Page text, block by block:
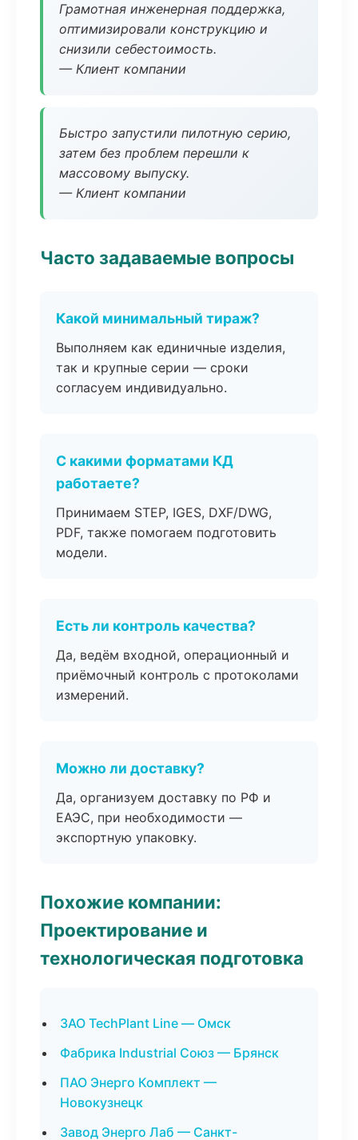
Грамотная инженерная поддержка,
оптимизировали конструкцию и
снизили себестоимость.
— Клиент компании
Быстро запустили пилотную серию,
затем без проблем перешли к
массовому выпуску.
— Клиент компании
Часто задаваемые вопросы
Какой минимальный тираж?
Выполняем как единичные изделия,
так и крупные серии — сроки
согласуем индивидуально.
С какими форматами КД
работаете?
Принимаем STEP, IGES, DXF/DWG,
PDF, также помогаем подготовить
модели.
Есть ли контроль качества?
Да, ведём входной, операционный и
приёмочный контроль с протоколами
измерений.
Можно ли доставку?
Да, организуем доставку по РФ и
ЕАЭС, при необходимости —
экспортную упаковку.
Похожие компании:
Проектирование и
технологическая подготовка
ЗАО TechPlant Line — Омск
Фабрика Industrial Союз — Брянск
ПАО Энерго Комплект —
Новокузнецк
Завод Энерго Лаб — Санкт-